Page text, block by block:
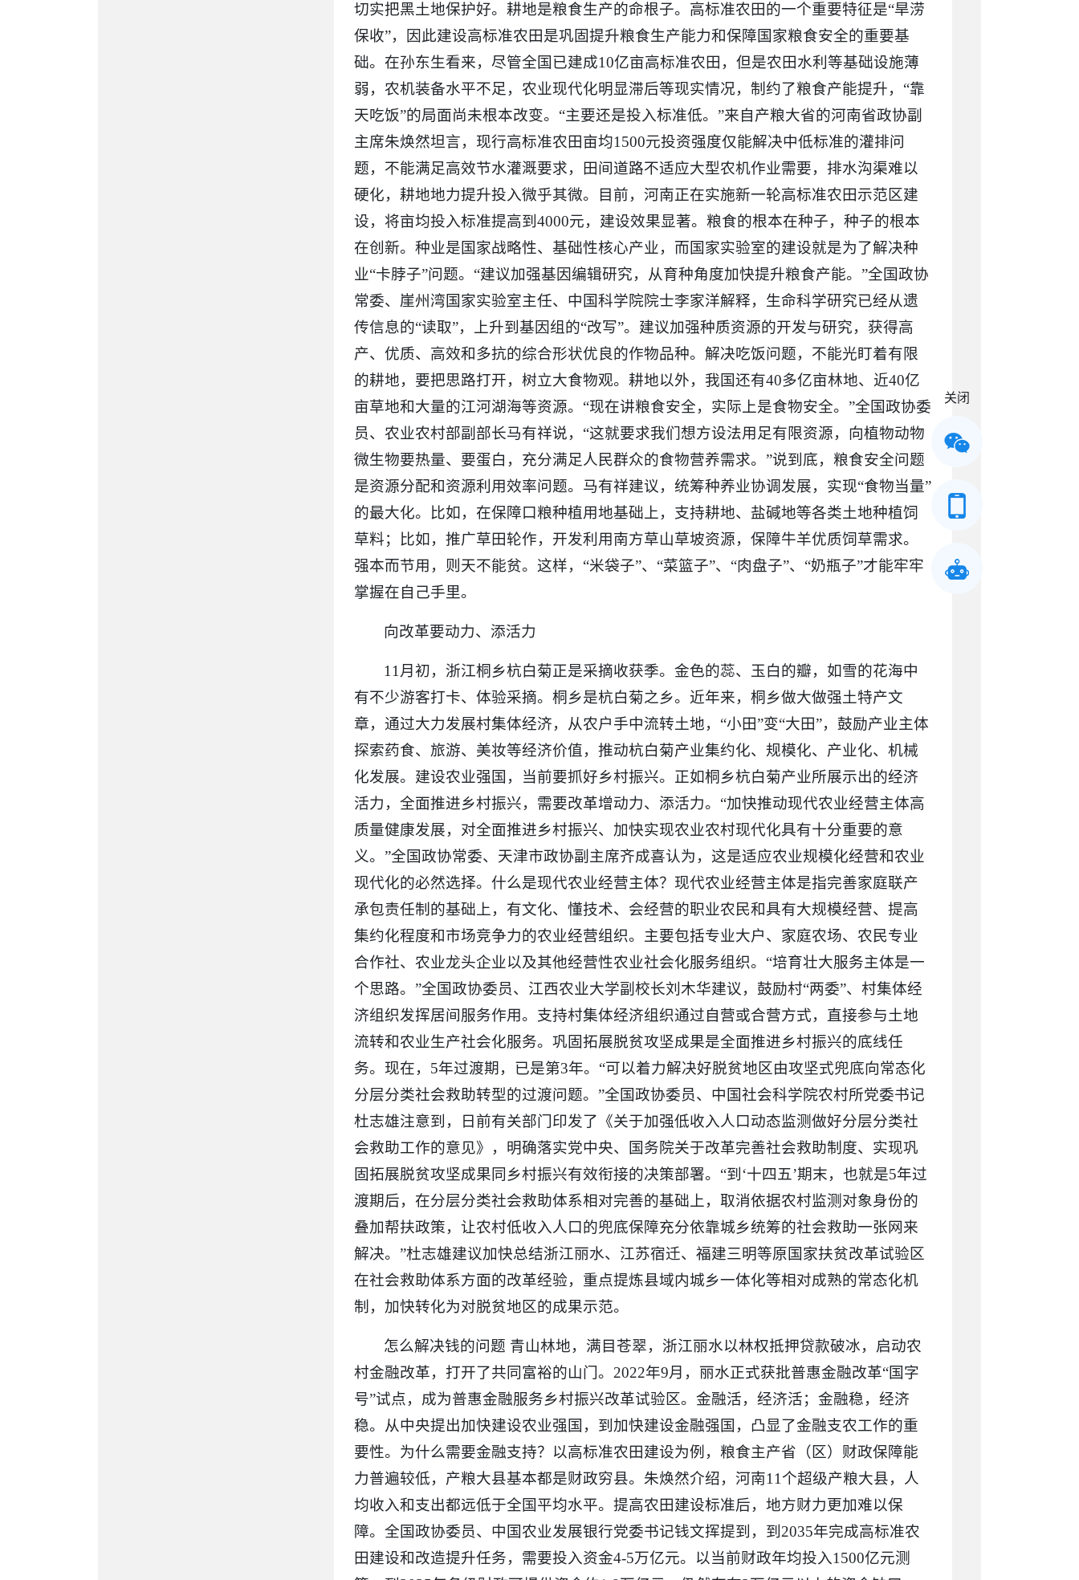
切实把黑土地保护好。耕地是粮食生产的命根子。高标准农田的一个重要特征是“旱涝
保收”，因此建设高标准农田是巩固提升粮食生产能力和保障国家粮食安全的重要基
础。在孙东生看来，尽管全国已建成10亿亩高标准农田，但是农田水利等基础设施薄
弱，农机装备水平不足，农业现代化明显滞后等现实情况，制约了粮食产能提升，“靠
天吃饭”的局面尚未根本改变。“主要还是投入标准低。”来自产粮大省的河南省政协副
主席朱焕然坦言，现行高标准农田亩均1500元投资强度仅能解决中低标准的灌排问
题，不能满足高效节水灌溉要求，田间道路不适应大型农机作业需要，排水沟渠难以
硬化，耕地地力提升投入微乎其微。目前，河南正在实施新一轮高标准农田示范区建
设，将亩均投入标准提高到4000元，建设效果显著。粮食的根本在种子，种子的根本
在创新。种业是国家战略性、基础性核心产业，而国家实验室的建设就是为了解决种
业“卡脖子”问题。“建议加强基因编辑研究，从育种角度加快提升粮食产能。”全国政协
常委、崖州湾国家实验室主任、中国科学院院士李家洋解释，生命科学研究已经从遗
传信息的“读取”，上升到基因组的“改写”。建议加强种质资源的开发与研究，获得高
产、优质、高效和多抗的综合形状优良的作物品种。解决吃饭问题，不能光盯着有限
的耕地，要把思路打开，树立大食物观。耕地以外，我国还有40多亿亩林地、近40亿
亩草地和大量的江河湖海等资源。“现在讲粮食安全，实际上是食物安全。”全国政协委
员、农业农村部副部长马有祥说，“这就要求我们想方设法用足有限资源，向植物动物
微生物要热量、要蛋白，充分满足人民群众的食物营养需求。”说到底，粮食安全问题
是资源分配和资源利用效率问题。马有祥建议，统筹种养业协调发展，实现“食物当量”
的最大化。比如，在保障口粮种植用地基础上，支持耕地、盐碱地等各类土地种植饲
草料；比如，推广草田轮作，开发利用南方草山草坡资源，保障牛羊优质饲草需求。
强本而节用，则天不能贫。这样，“米袋子”、“菜篮子”、“肉盘子”、“奶瓶子”才能牢牢
掌握在自己手里。
向改革要动力、添活力
11月初，浙江桐乡杭白菊正是采摘收获季。金色的蕊、玉白的瓣，如雪的花海中
有不少游客打卡、体验采摘。桐乡是杭白菊之乡。近年来，桐乡做大做强土特产文
章，通过大力发展村集体经济，从农户手中流转土地，“小田”变“大田”，鼓励产业主体
探索药食、旅游、美妆等经济价值，推动杭白菊产业集约化、规模化、产业化、机械
化发展。建设农业强国，当前要抓好乡村振兴。正如桐乡杭白菊产业所展示出的经济
活力，全面推进乡村振兴，需要改革增动力、添活力。“加快推动现代农业经营主体高
质量健康发展，对全面推进乡村振兴、加快实现农业农村现代化具有十分重要的意
义。”全国政协常委、天津市政协副主席齐成喜认为，这是适应农业规模化经营和农业
现代化的必然选择。什么是现代农业经营主体？现代农业经营主体是指完善家庭联产
承包责任制的基础上，有文化、懂技术、会经营的职业农民和具有大规模经营、提高
集约化程度和市场竞争力的农业经营组织。主要包括专业大户、家庭农场、农民专业
合作社、农业龙头企业以及其他经营性农业社会化服务组织。“培育壮大服务主体是一
个思路。”全国政协委员、江西农业大学副校长刘木华建议，鼓励村“两委”、村集体经
济组织发挥居间服务作用。支持村集体经济组织通过自营或合营方式，直接参与土地
流转和农业生产社会化服务。巩固拓展脱贫攻坚成果是全面推进乡村振兴的底线任
务。现在，5年过渡期，已是第3年。“可以着力解决好脱贫地区由攻坚式兜底向常态化
分层分类社会救助转型的过渡问题。”全国政协委员、中国社会科学院农村所党委书记
杜志雄注意到，日前有关部门印发了《关于加强低收入人口动态监测做好分层分类社
会救助工作的意见》，明确落实党中央、国务院关于改革完善社会救助制度、实现巩
固拓展脱贫攻坚成果同乡村振兴有效衔接的决策部署。“到‘十四五’期末，也就是5年过
渡期后，在分层分类社会救助体系相对完善的基础上，取消依据农村监测对象身份的
叠加帮扶政策，让农村低收入人口的兜底保障充分依靠城乡统筹的社会救助一张网来
解决。”杜志雄建议加快总结浙江丽水、江苏宿迁、福建三明等原国家扶贫改革试验区
在社会救助体系方面的改革经验，重点提炼县域内城乡一体化等相对成熟的常态化机
制，加快转化为对脱贫地区的成果示范。
怎么解决钱的问题 青山林地，满目苍翠，浙江丽水以林权抵押贷款破冰，启动农
村金融改革，打开了共同富裕的山门。2022年9月，丽水正式获批普惠金融改革“国字
号”试点，成为普惠金融服务乡村振兴改革试验区。金融活，经济活；金融稳，经济
稳。从中央提出加快建设农业强国，到加快建设金融强国，凸显了金融支农工作的重
要性。为什么需要金融支持？以高标准农田建设为例，粮食主产省（区）财政保障能
力普遍较低，产粮大县基本都是财政穷县。朱焕然介绍，河南11个超级产粮大县，人
均收入和支出都远低于全国平均水平。提高农田建设标准后，地方财力更加难以保
障。全国政协委员、中国农业发展银行党委书记钱文挥提到，到2035年完成高标准农
田建设和改造提升任务，需要投入资金4-5万亿元。以当前财政年均投入1500亿元测
关闭